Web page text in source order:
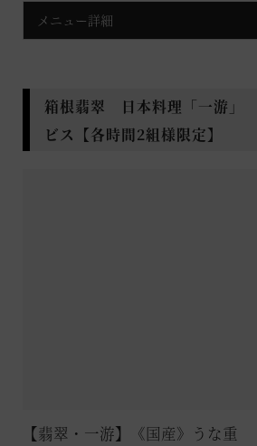
メニュー詳細
箱根翡翠 日本料理「一游」
ビス【各時間2組様限定】
【翡翠・一游】《国産》うな重